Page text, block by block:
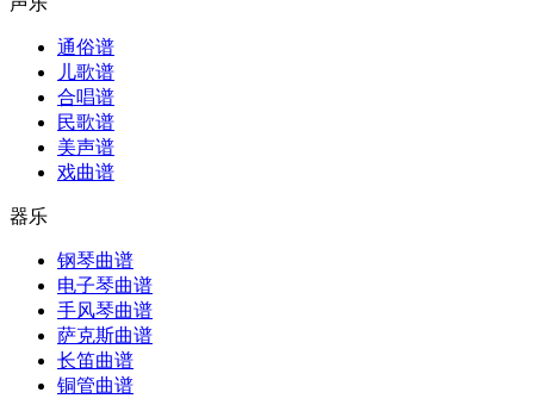
通俗谱
儿歌谱
合唱谱
民歌谱
美声谱
戏曲谱
器乐
钢琴曲谱
电子琴曲谱
手风琴曲谱
萨克斯曲谱
长笛曲谱
铜管曲谱